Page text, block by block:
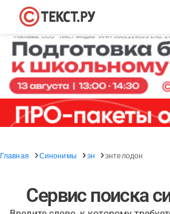
Главная Синонимы эн энтелодон
Сервис поиска